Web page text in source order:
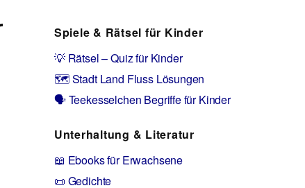
Spiele & Rätsel für Kinder
💡 Rätsel – Quiz für Kinder
🗺️ Stadt Land Fluss Lösungen
🗣️ Teekesselchen Begriffe für Kinder
Unterhaltung & Literatur
📖 Ebooks für Erwachsene
📜 Gedichte